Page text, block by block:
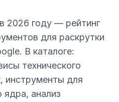
2026 году — рейтинг
для раскрутки
В каталоге:
технического
инструменты для
ядра, анализ